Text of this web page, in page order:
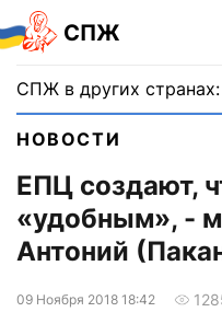
СПЖ
СПЖ в других странах:
НОВОСТИ
ЕПЦ создают,
«удобным», -
Антоний
09 Ноября 2018 18:42